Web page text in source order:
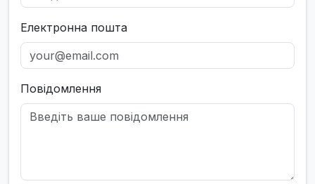
Електронна пошта
Повідомлення